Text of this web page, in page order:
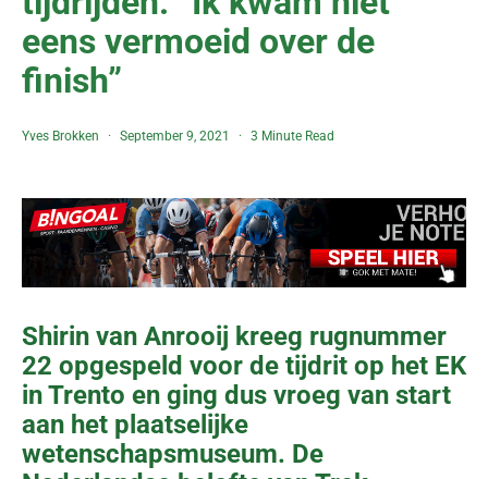
eens vermoeid over de
finish”
Yves Brokken September 9, 2021 3 Minute Read
Shirin van Anrooij kreeg rugnummer
22 opgespeld voor de tijdrit op het EK
in Trento en ging dus vroeg van start
aan het plaatselijke
wetenschapsmuseum. De